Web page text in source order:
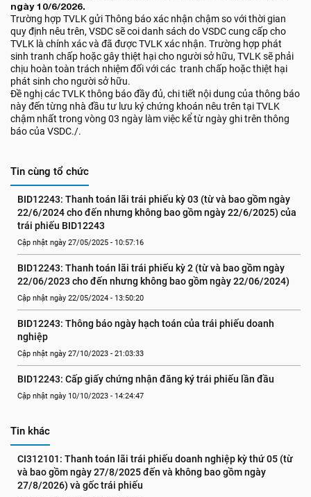
ngày 10/6/2026.
Trường hợp TVLK gửi Thông báo xác nhận chậm so với thời gian
quy định nêu trên, VSDC sẽ coi danh sách do VSDC cung cấp cho
TVLK là chính xác và đã được TVLK xác nhận. Trường hợp phát
sinh tranh chấp hoặc gây thiệt hại cho người sở hữu, TVLK sẽ phải
chịu hoàn toàn trách nhiệm đối với các tranh chấp hoặc thiệt hại
phát sinh cho người sở hữu.
Đề nghị các TVLK thông báo đầy đủ, chi tiết nội dung của thông báo
này đến từng nhà đầu tư lưu ký chứng khoán nêu trên tại TVLK
chậm nhất trong vòng 03 ngày làm việc kể từ ngày ghi trên thông
báo của VSDC./.
Tin cùng tổ chức
BID12243: Thanh toán lãi trái phiếu kỳ 03 (từ và bao gồm ngày
22/6/2024 cho đến nhưng không bao gồm ngày 22/6/2025) của
trái phiếu BID12243
Cập nhật ngày 27/05/2025 - 10:57:16
BID12243: Thanh toán lãi trái phiếu kỳ 2 (từ và bao gồm ngày
22/06/2023 cho đến nhưng không bao gồm ngày 22/06/2024)
Cập nhật ngày 22/05/2024 - 13:50:20
BID12243: Thông báo ngày hạch toán của trái phiếu doanh
nghiệp
Cập nhật ngày 27/10/2023 - 21:03:33
BID12243: Cấp giấy chứng nhận đăng ký trái phiếu lần đầu
Cập nhật ngày 10/10/2023 - 14:24:47
Tin khác
CI312101: Thanh toán lãi trái phiếu doanh nghiệp kỳ thứ 05 (từ
và bao gồm ngày 27/8/2025 đến và không bao gồm ngày
27/8/2026) và gốc trái phiếu